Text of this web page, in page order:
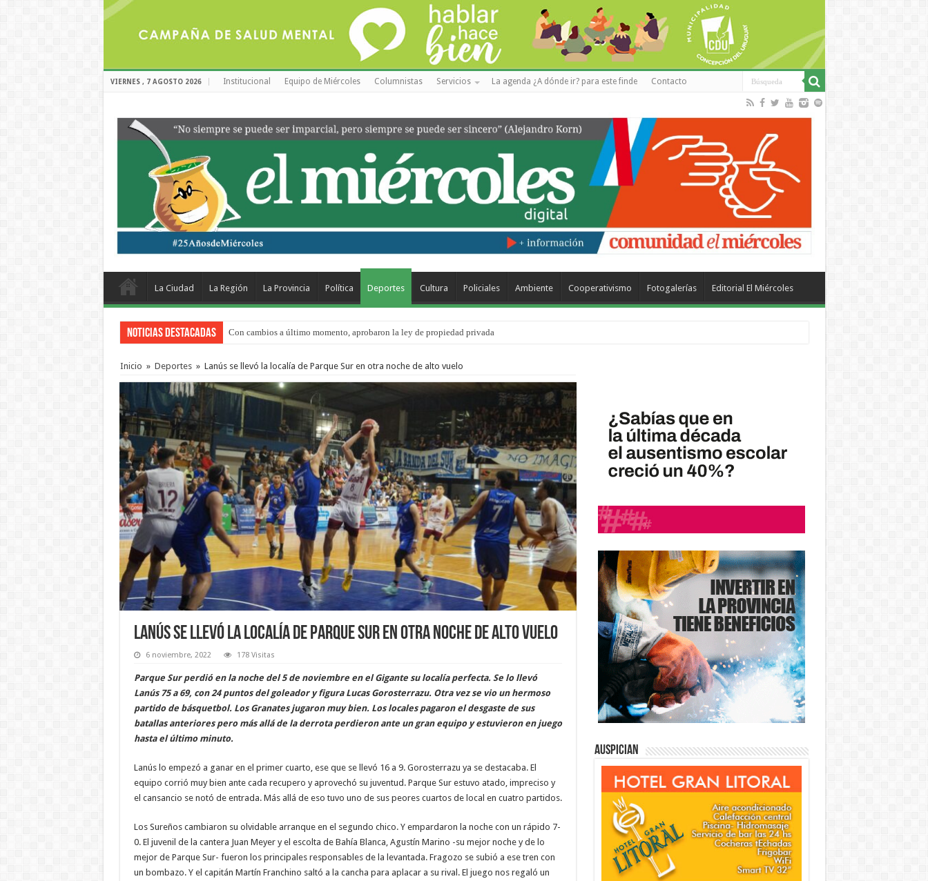
VIERNES , 7 AGOSTO 2026 Institucional Equipo de Miércoles Columnistas Servicios La agenda ¿A dónde ir? para este finde Contacto
La Ciudad La Región La Provincia Política Deportes Cultura Policiales Ambiente Cooperativismo Fotogalerías Editorial El Miércoles
Noticias Destacadas Con cambios a último momento, aprobaron la ley de propiedad privada
Del viernes 7 al domingo 9 de agosto: la agenda ¿A dónde ir? para este finde
Inicio » Deportes » Lanús se llevó la localía de Parque Sur en otra noche de alto vuelo
Lanús se llevó la localía de Parque Sur en otra noche de alto vuelo
6 noviembre, 2022 178 Visitas
Parque Sur perdió en la noche del 5 de noviembre en el Gigante su localía perfecta. Se lo llevó
Lanús 75 a 69, con 24 puntos del goleador y figura Lucas Gorosterrazu. Otra vez se vio un hermoso
partido de básquetbol. Los Granates jugaron muy bien. Los locales pagaron el desgaste de sus
batallas anteriores pero más allá de la derrota perdieron ante un gran equipo y estuvieron en juego
hasta el último minuto.
Lanús lo empezó a ganar en el primer cuarto, ese que se llevó 16 a 9. Gorosterrazu ya se destacaba. El
equipo corrió muy bien ante cada recupero y aprovechó su juventud. Parque Sur estuvo atado, impreciso y
el cansancio se notó de entrada. Más allá de eso tuvo uno de sus peores cuartos de local en cuatro partidos.
Los Sureños cambiaron su olvidable arranque en el segundo chico. Y empardaron la noche con un rápido 7-
0. El juvenil de la cantera Juan Meyer y el escolta de Bahía Blanca, Agustín Marino -su mejor noche y de lo
mejor de Parque Sur- fueron los principales responsables de la levantada. Fragozo se subió a ese tren con
un bombazo. Y el capitán Martín Franchino saltó a la cancha para aplacar a su rival. El juego nos regaló un
Auspician